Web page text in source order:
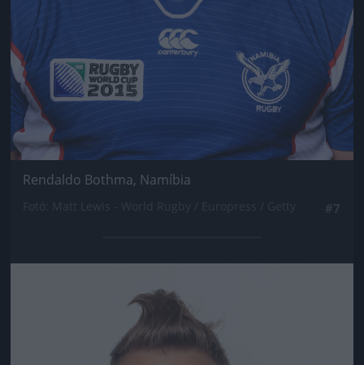
Rendaldo Bothma, Namíbia
Jön még kép!